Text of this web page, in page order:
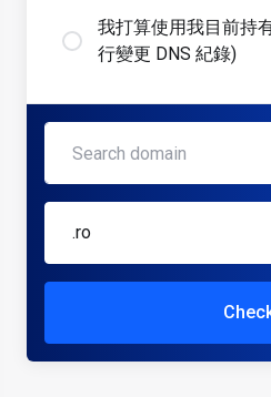
我打算使用我目前持
行變更 DNS 紀錄)
.ro